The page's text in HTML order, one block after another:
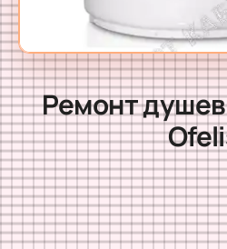
Ремонт